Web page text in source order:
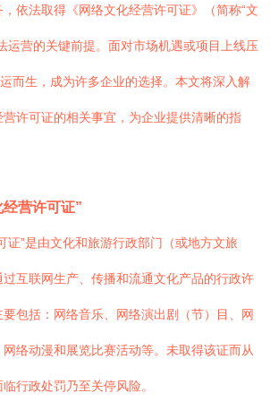
依法取得《网络文化经营许可证》（简称“文
运营的关键前提。面对市场机遇或项目上线压
而生，成为许多企业的选择。本文将深入解
许可证的相关事宜，为企业提供清晰的指
营许可证”
证”是由文化和旅游行政部门（或地方文旅
互联网生产、传播和流通文化产品的行政许
包括：网络音乐、网络演出剧（节）目、网
络动漫和展览比赛活动等。未取得该证而从
行政处罚乃至关停风险。